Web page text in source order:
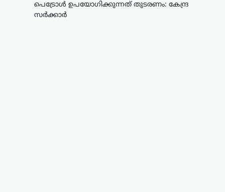
പെട്രോൾ ഉപയോഗിക്കുന്നത് തുടരണം: കേന്ദ്ര
സർക്കാർ